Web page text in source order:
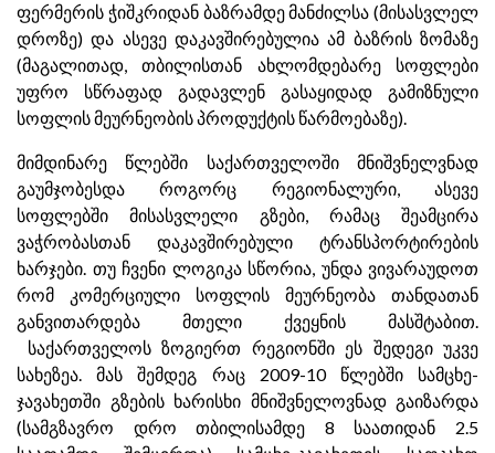
ფერმერის ჭიშკრიდან ბაზრამდე მანძილსა (მისასვლელ
დროზე) და ასევე დაკავშირებულია ამ ბაზრის ზომაზე
(მაგალითად, თბილისთან ახლომდებარე სოფლები
უფრო სწრაფად გადავლენ გასაყიდად გამიზნული
სოფლის მეურნეობის პროდუქტის წარმოებაზე).
მიმდინარე წლებში საქართველოში მნიშვნელვნად
გაუმჯობესდა როგორც რეგიონალური, ასევე
სოფლებში მისასვლელი გზები, რამაც შეამცირა
ვაჭრობასთან დაკავშირებული ტრანსპორტირების
ხარჯები. თუ ჩვენი ლოგიკა სწორია, უნდა ვივარაუდოთ
რომ კომერციული სოფლის მეურნეობა თანდათან
განვითარდება მთელი ქვეყნის მასშტაბით.
საქართველოს ზოგიერთ რეგიონში ეს შედეგი უკვე
სახეზეა. მას შემდეგ რაც 2009-10 წლებში სამცხე-
ჯავახეთში გზების ხარისხი მნიშვნელოვნად გაიზარდა
(სამგზავრო დრო თბილისამდე 8 საათიდან 2.5